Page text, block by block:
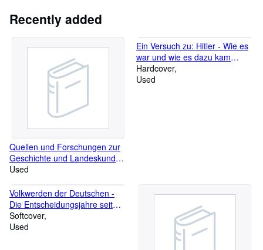
Sellers
CLOSE
Recently added
Quellen und Forschungen zur
Geschichte und Landeskunde
des Kantons Baselland - Band
und Wirtschaftsstruktur der
Landschaft Basel im 18.
Jahrhundert
Used
Ein Versuch zu: Hitler - Wie es
war und wie es dazu kam
(inneliegend Karte mit Signatur
des Herausgebers)
Hardcover
Used
Volkwerden der Deutschen -
Die Entscheidungsjahre seit
dem Weltkrieg
Softcover
Used